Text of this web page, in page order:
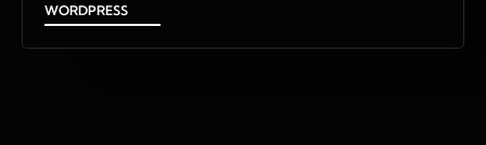
WORDPRESS